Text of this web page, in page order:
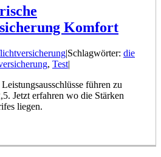
Komfort
|Schlagwörter: die
, Test|
führen zu
Jetzt erfahren wo die Stärken
liegen.